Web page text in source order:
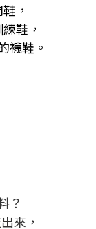
，
鞋，
襪鞋。
？
來，